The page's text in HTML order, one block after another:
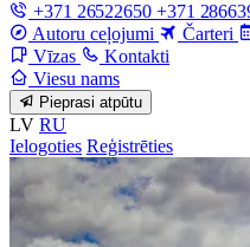
+371 26522650 +371
Autoru ceļojumi
Čarteri
Vīzas
Kontakti
Viesu nams
Pieprasi atpūtu
LV RU
Ielogoties Reģistrēties